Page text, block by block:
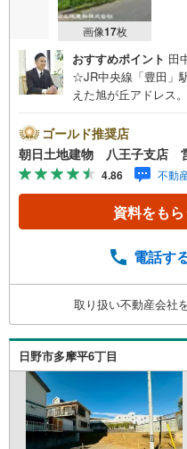
画像17枚
おすすめポイント 田
☆JR中央線「豊田」
えた旭が丘アドレス
そ叶う、統一感ある
バザール会場には、
用意しております。
来場ください！資料
にお問合せください
たことのない情報を
ご案内時に他物件も
ご希望があれば周辺
どもご案内をいたし
（株）八王子店 営
ゴールド推奨店
朝日土地建物 八王子支店
4.86 不動
資料をもら
電話す
取り扱い不動産会社
日野市多摩平6丁目